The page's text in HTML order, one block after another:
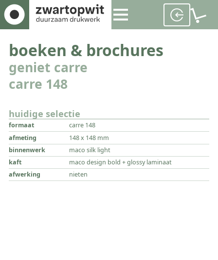
boeken & brochures
geniet carre
carre 148
huidige selectie
formaat
carre 148
afmeting
148 x 148 mm
binnenwerk
maco silk light
kaft
maco design bold + glossy laminaat
afwerking
nieten